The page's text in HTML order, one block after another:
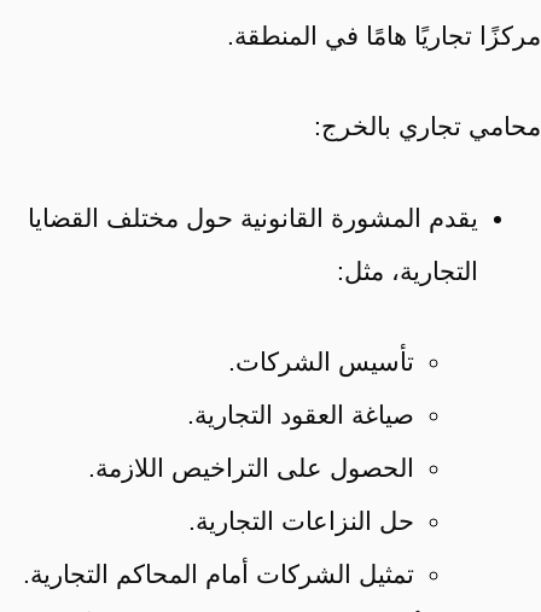
مركزًا تجاريًا هامًا في المنطقة.
محامي تجاري بالخرج:
يقدم المشورة القانونية حول مختلف القضايا
التجارية، مثل:
تأسيس الشركات.
صياغة العقود التجارية.
الحصول على التراخيص اللازمة.
حل النزاعات التجارية.
تمثيل الشركات أمام المحاكم التجارية.